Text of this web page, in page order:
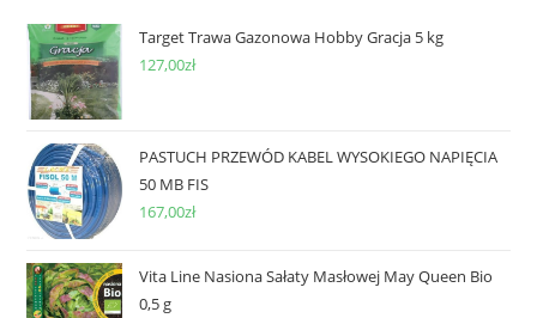
Target Trawa Gazonowa Hobby Gracja 5 kg
127,00zł
PASTUCH PRZEWÓD KABEL WYSOKIEGO NAPIĘCIA
50 MB FIS
167,00zł
Vita Line Nasiona Sałaty Masłowej May Queen Bio
0,5 g